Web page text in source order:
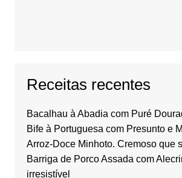
Receitas recentes
Bacalhau à Abadia com Puré
Bife à Portuguesa com Presunto e
Arroz-Doce Minhoto. Cremoso que
Barriga de Porco Assada com
irresistível